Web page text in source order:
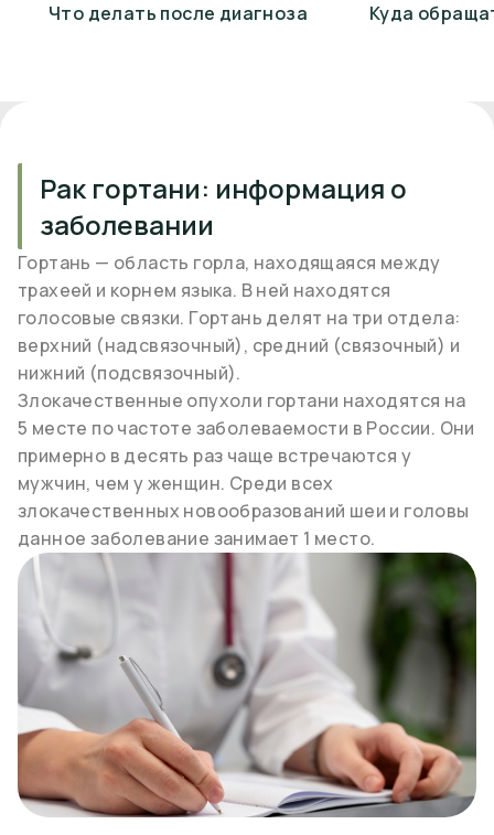
Что делать после диагноза Куда
Рак гортани: информация о
заболевании
Гортань — область горла, находящаяся между
трахеей и корнем языка. В ней находятся
голосовые связки. Гортань делят на три отдела:
верхний (надсвязочный), средний (связочный) и
нижний (подсвязочный).
Злокачественные опухоли гортани находятся на
5 месте по частоте заболеваемости в России. Они
примерно в десять раз чаще встречаются у
мужчин, чем у женщин. Среди всех
злокачественных новообразований шеи и головы
данное заболевание занимает 1 место.